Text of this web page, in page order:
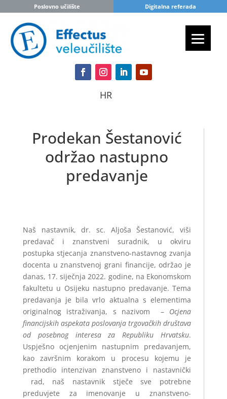
Poslovno učilište Digitalna referada
HR
Prodekan Šestanović
održao nastupno
predavanje
Naš nastavnik, dr. sc. Aljoša Šestanović, viši
predavač i znanstveni suradnik, u okviru
postupka stjecanja znanstveno-nastavnog zvanja
docenta u znanstvenoj grani financije, održao je
danas, 17. siječnja 2022. godine, na Ekonomskom
fakultetu u Osijeku nastupno predavanje. Tema
predavanja je bila vrlo aktualna s elementima
originalnog istraživanja, s nazivom – Ocjena
financijskih aspekata poslovanja trgovačkih društava
od posebnog interesa za Republiku Hrvatsku.
Uspješno ocjenjenim nastupnim predavanjem,
kao završnim korakom u procesu kojemu je
prethodio intenzivan znanstveno i nastavnički
rad, naš nastavnik stječe sve potrebne
preduvjete za imenovanje u znanstveno-